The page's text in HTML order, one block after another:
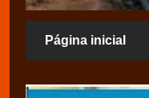
Página inicial